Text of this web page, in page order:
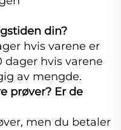
din?
hvis varene er
dager hvis varene
av mengde.
prøver? Er de
men du betaler